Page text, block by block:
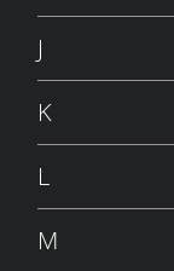
J
K
L
M